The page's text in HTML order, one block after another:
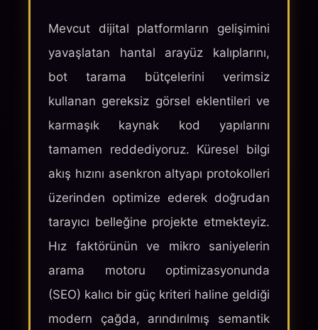
Mevcut dijital platformların gelişimini
yavaşlatan hantal arayüz kalıplarını,
bot tarama bütçelerini verimsiz
kullanan gereksiz görsel eklentileri ve
karmaşık kaynak kod yapılarını
tamamen reddediyoruz. Küresel bilgi
akış hızını asenkron altyapı protokolleri
üzerinden optimize ederek doğrudan
tarayıcı belleğine projekte etmekteyiz.
Hız faktörünün ve mikro saniyelerin
arama motoru optimizasyonunda
(SEO) kalıcı bir güç kriteri haline geldiği
modern çağda, arındırılmış semantik